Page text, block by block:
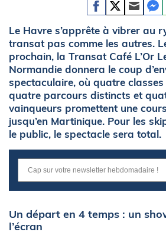
Le Havre s’apprête à vibrer au
transat pas comme les autres.
prochain, la Transat Café L’Or
Normandie donnera le coup
spectaculaire, où quatre
quatre parcours distincts et
vainqueurs promettent une
jusqu’en Martinique. Pour les
le public, le spectacle sera total.
Un départ en 4 temps : un
l’écran